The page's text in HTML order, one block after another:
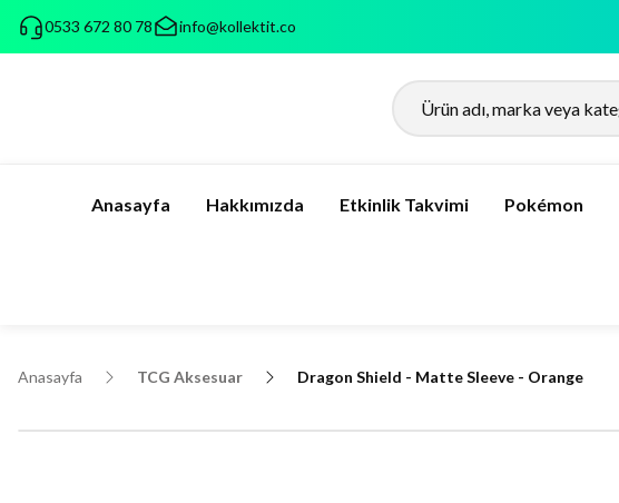
0533 672 80 78 info@kollektit.co
Anasayfa Hakkımızda Etkinlik Takvimi Pokémon
Anasayfa TCG Aksesuar Dragon Shield - Matte Sleeve - Orange